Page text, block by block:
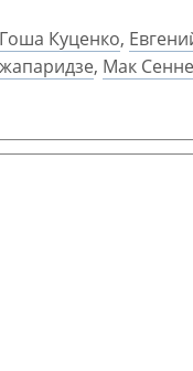
Гоша Куценко,
, Мак